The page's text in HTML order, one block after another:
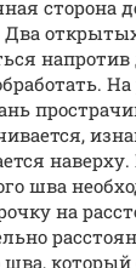
сторона
шва
на
шва, который